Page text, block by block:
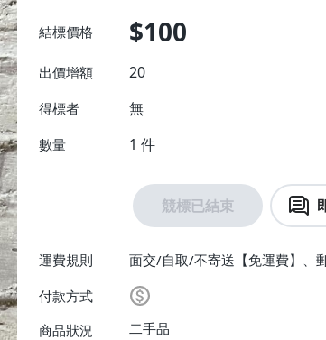
結標價格 $100
出價增額 20
得標者 無
數量 1 件
競標已結束
運費規則
面交/自取/不寄送【免運費】、
付款方式
商品狀況
二手品